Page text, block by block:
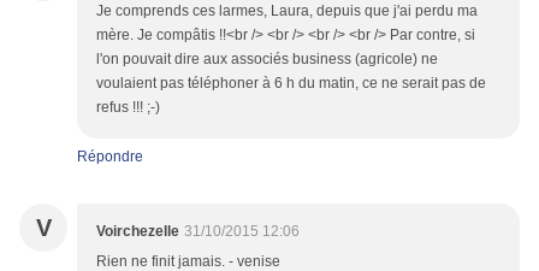
Je comprends ces larmes, Laura, depuis que j'ai perdu ma
mère. Je compâtis !!<br /> <br /> <br /> <br /> Par contre, si
l'on pouvait dire aux associés business (agricole) ne
voulaient pas téléphoner à 6 h du matin, ce ne serait pas de
refus !!! ;-)
Répondre
V Voirchezelle 31/10/2015 12:06
Rien ne finit jamais. - venise